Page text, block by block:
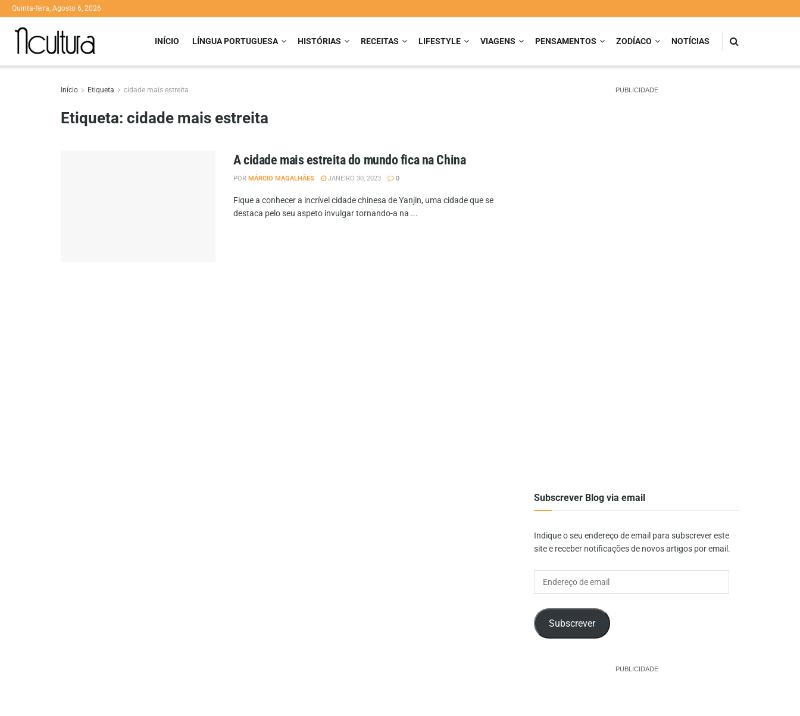
Quinta-feira, Agosto 6, 2026
INÍCIO LÍNGUA PORTUGUESA HISTÓRIAS RECEITAS LIFESTYLE VIAGENS PENSAMENTOS ZODÍACO NOTÍCIAS
Início Etiqueta cidade mais estreita
Etiqueta: cidade mais estreita
A cidade mais estreita do mundo fica na China
POR MÁRCIO MAGALHÃES JANEIRO 30, 2023 0
Fique a conhecer a incrível cidade chinesa de Yanjin, uma cidade que se
destaca pelo seu aspeto invulgar tornando-a na ...
PUBLICIDADE
Subscrever Blog via email
Indique o seu endereço de email para subscrever este
site e receber notificações de novos artigos por email.
Subscrever
PUBLICIDADE